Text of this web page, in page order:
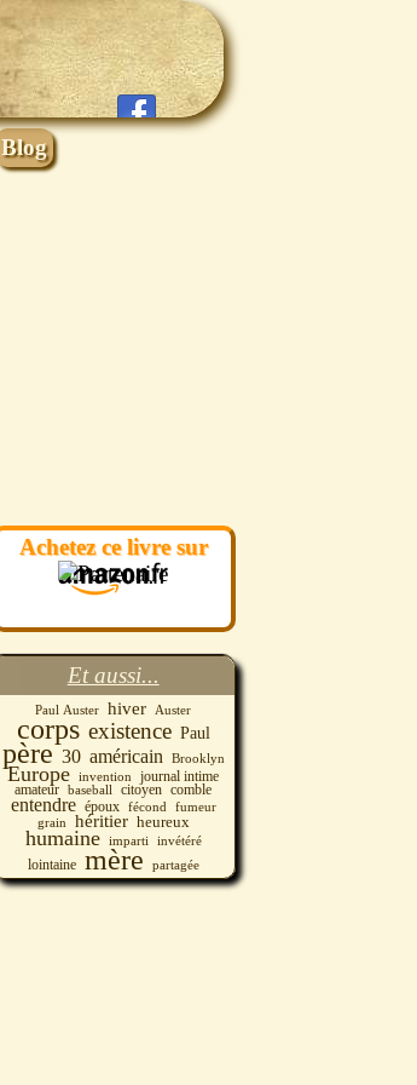
Blog
Achetez ce livre sur
Et aussi...
Paul Auster hiver Auster
corps existence Paul
père 30 américain Brooklyn
Europe invention journal intime
amateur baseball citoyen comble
entendre époux fécond fumeur
grain héritier heureux
humaine imparti invétéré
lointaine mère partagée